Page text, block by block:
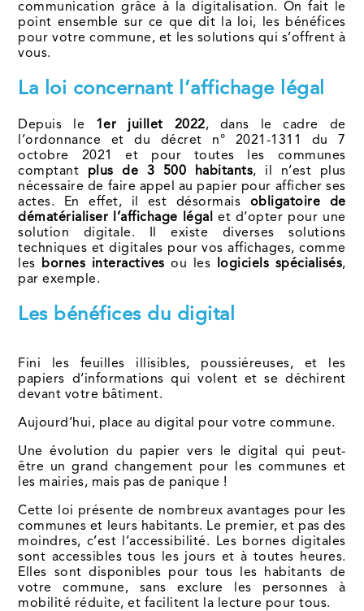
communication grâce à la digitalisation. On fait le
point ensemble sur ce que dit la loi, les bénéfices
pour votre commune, et les solutions qui s’offrent à
vous.
La loi concernant l’affichage légal
Depuis le 1er juillet 2022, dans le cadre de
l’ordonnance et du décret n° 2021-1311 du 7
octobre 2021 et pour toutes les communes
comptant plus de 3 500 habitants, il n’est plus
nécessaire de faire appel au papier pour afficher ses
actes. En effet, il est désormais obligatoire de
dématérialiser l’affichage légal
et d’opter pour une
solution digitale. Il existe diverses solutions
techniques et digitales pour vos affichages, comme
les
bornes interactives ou les logiciels spécialisés,
par exemple.
Les bénéfices du digital
Fini les feuilles illisibles, poussiéreuses, et les
papiers d’informations qui volent et se déchirent
devant votre bâtiment.
Aujourd’hui, place au digital pour votre commune.
Une évolution du papier vers le digital qui peut-
être un grand changement pour les communes et
les mairies, mais pas de panique !
Cette loi présente de nombreux avantages pour les
communes et leurs habitants. Le premier, et pas des
moindres, c’est l’accessibilité. Les bornes digitales
sont accessibles tous les jours et à toutes heures.
Elles sont disponibles pour tous les habitants de
votre commune, sans exclure les personnes à
mobilité réduite, et facilitent la lecture pour tous.